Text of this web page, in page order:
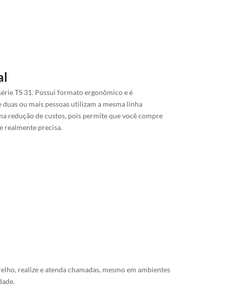
TS 31. Possui formato ergonômico e é
ou mais pessoas utilizam a mesma linha
redução de custos, pois permite que você compre
realmente precisa.
realize e atenda chamadas, mesmo em ambientes